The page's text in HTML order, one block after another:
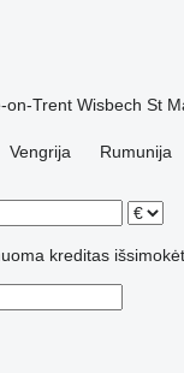
on-Trent Wisbech St
Vengrija
Rumunija
kreditas